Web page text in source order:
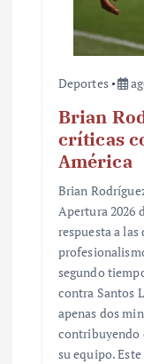
Deportes
Brian
críticas
América
Brian
Apertura 2026
respuesta a las
segundo
contra Santos
apenas dos
contribuyendo
su equipo.